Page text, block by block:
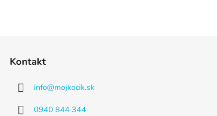
Kontakt
info@mojkocik.sk
0940 844 344